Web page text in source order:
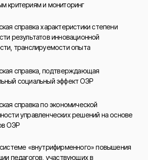
критериям и мониторинг
справка характеристики степени
результатов инновационной
транслируемости опыта
справка, подтверждающая
социальный эффект ОЭР
справка по экономической
управленческих решений на основе
ОЭР
«внутрифирменного» повышения
педагогов, участвующих в